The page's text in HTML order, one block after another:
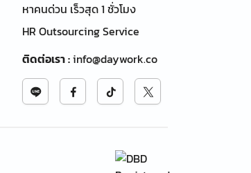
หาคนด่วน เร็วสุด 1 ชั่วโมง
HR Outsourcing Service
ติดต่อเรา:info@daywork.co